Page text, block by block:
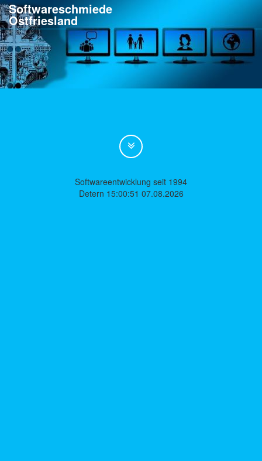
Softwareschmiede
Ostfriesland
Softwareentwicklung seit 1994
Detern 15:00:51 07.08.2026